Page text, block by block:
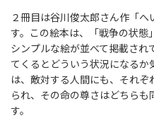
２冊目は谷川俊太郎さん作「
す。この絵本は、「戦争の状態
シンプルな絵が並べて掲載され
てくるとどういう状況になる
は、敵対する人間にも、それ
られ、その命の尊さはどちら
す。